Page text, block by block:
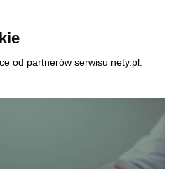
od partnerów serwisu nety.pl.